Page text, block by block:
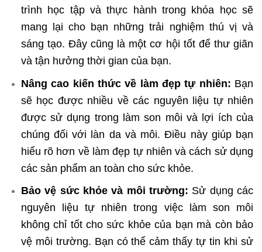
trình học tập và thực hành trong khóa học sẽ
mang lại cho bạn những trải nghiệm thú vị và
sáng tạo. Đây cũng là một cơ hội tốt để thư giãn
và tận hưởng thời gian của bạn.
Nâng cao kiến thức về làm đẹp tự nhiên: Bạn
sẽ học được nhiều về các nguyên liệu tự nhiên
được sử dụng trong làm son môi và lợi ích của
chúng đối với làn da và môi. Điều này giúp bạn
hiểu rõ hơn về làm đẹp tự nhiên và cách sử dụng
các sản phẩm an toàn cho sức khỏe.
Bảo vệ sức khỏe và môi trường: Sử dụng các
nguyên liệu tự nhiên trong việc làm son môi
không chỉ tốt cho sức khỏe của bạn mà còn bảo
vệ môi trường. Bạn có thể cảm thấy tự tin khi sử